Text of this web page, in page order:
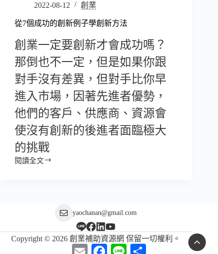
2022-08-12 創業
從7個成功的創新例子學創新方法
創業一定要創新才會成功嗎？
那倒也不一定，但是如果你跟
對手沒有差異，但對手比你早
進入市場，因著先進者優勢，
他們的客戶、供應商、資源會
使沒有創新的後進者面臨極大
的挑戰
閱讀全文
yaochanan@gmail.com
Copyright © 2026 創業補助資源網 保留一切權利。
E
F
L